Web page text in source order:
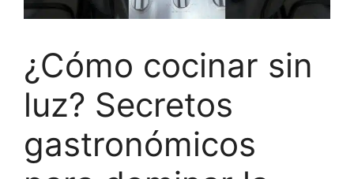
¿Cómo cocinar sin
luz? Secretos
gastronómicos